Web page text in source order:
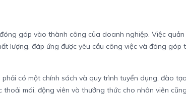
góp vào thành công của doanh nghiệp. Việc
lượng, đáp ứng được yêu cầu công việc và đóng góp
có một chính sách và quy trình tuyển dụng, đào
mái, động viên và thưởng thức cho nhân viên